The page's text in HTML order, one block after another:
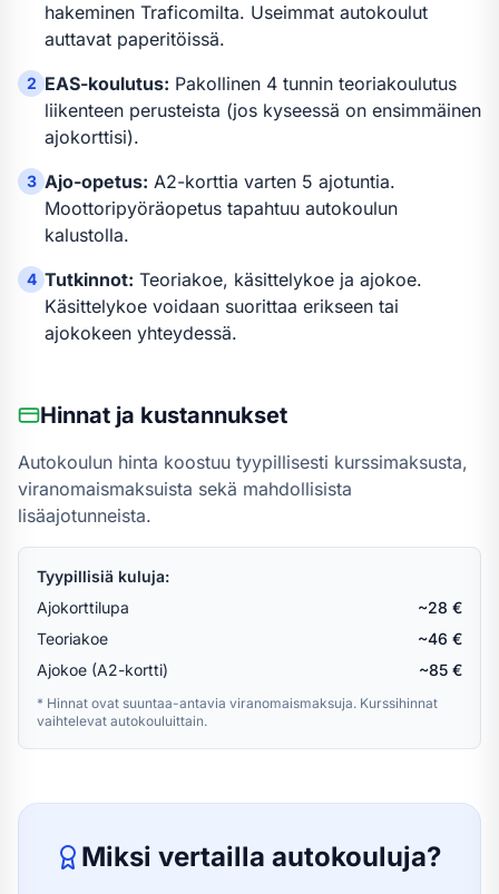
hakeminen Traficomilta. Useimmat autokoulut
auttavat paperitöissä.
2 EAS-koulutus: Pakollinen 4 tunnin teoriakoulutus
liikenteen perusteista (jos kyseessä on ensimmäinen
ajokorttisi).
3 Ajo-opetus: A2-korttia varten 5 ajotuntia.
Moottoripyöräopetus tapahtuu autokoulun
kalustolla.
4 Tutkinnot: Teoriakoe, käsittelykoe ja ajokoe.
Käsittelykoe voidaan suorittaa erikseen tai
ajokokeen yhteydessä.
Hinnat ja kustannukset
Autokoulun hinta koostuu tyypillisesti kurssimaksusta,
viranomaismaksuista sekä mahdollisista
lisäajotunneista.
Tyypillisiä kuluja:
Ajokorttilupa
~28 €
Teoriakoe
~46 €
Ajokoe (A2-kortti)
~85 €
* Hinnat ovat suuntaa-antavia viranomaismaksuja. Kurssihinnat
vaihtelevat autokouluittain.
Miksi vertailla autokouluja?